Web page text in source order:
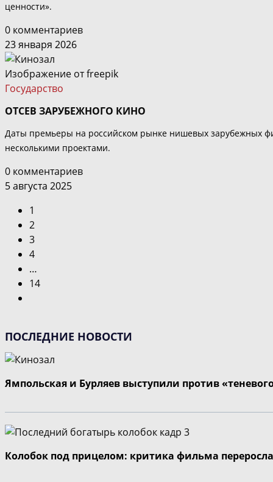
ценности».
0 комментариев
23 января 2026
Изображение от freepik
Государство
ОТСЕВ ЗАРУБЕЖНОГО КИНО
Даты премьеры на российском рынке нишевых зарубежных
несколькими проектами.
0 комментариев
5 августа 2025
1
2
3
4
…
14
страницу
ПОСЛЕДНИЕ НОВОСТИ
Ямпольская и Бурляев выступили против
Колобок под прицелом: критика фильма